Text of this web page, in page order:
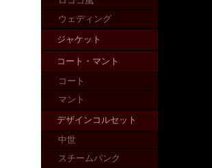
ウェディング
ジャケット
コート・マント
コート
マント
デザインコルセット
中世
スチームパンク